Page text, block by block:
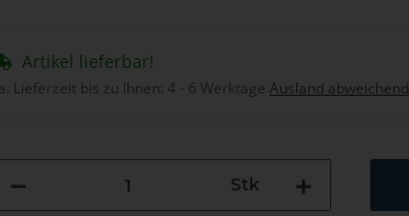
Artikel lieferbar!
Lieferzeit bis zu Ihnen: 4 - 6 Werktage Ausland abweichend
Stk